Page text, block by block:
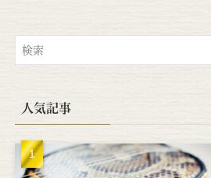
人気記事